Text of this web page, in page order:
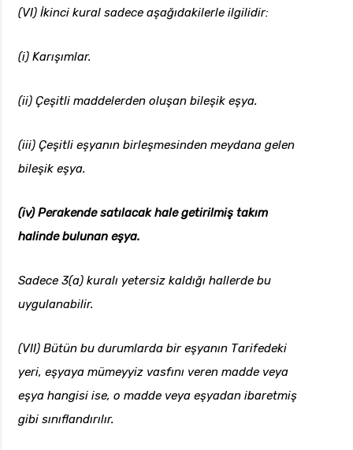
(VI) İkinci kural sadece aşağıdakilerle ilgilidir:
(i) Karışımlar.
(ii) Çeşitli maddelerden oluşan bileşik eşya.
(iii) Çeşitli eşyanın birleşmesinden meydana gelen
bileşik eşya.
(iv) Perakende satılacak hale getirilmiş takım
halinde bulunan eşya.
Sadece 3(a) kuralı yetersiz kaldığı hallerde bu
uygulanabilir.
(VII) Bütün bu durumlarda bir eşyanın Tarifedeki
yeri, eşyaya mümeyyiz vasfını veren madde veya
eşya hangisi ise, o madde veya eşyadan ibaretmiş
gibi sınıflandırılır.